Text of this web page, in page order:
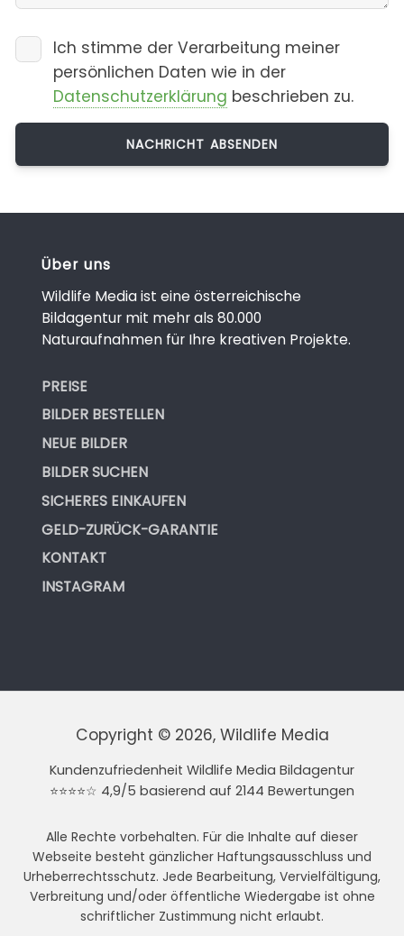
Ich stimme der Verarbeitung meiner
persönlichen Daten wie in der
Datenschutzerklärung beschrieben zu.
Über uns
Wildlife Media ist eine österreichische
Bildagentur mit mehr als 80.000
Naturaufnahmen für Ihre kreativen Projekte.
PREISE
BILDER BESTELLEN
NEUE BILDER
BILDER SUCHEN
SICHERES EINKAUFEN
GELD-ZURÜCK-GARANTIE
KONTAKT
INSTAGRAM
Copyright © 2026, Wildlife Media
Kundenzufriedenheit Wildlife Media Bildagentur
⭐⭐⭐⭐☆ 4,9/5 basierend auf 2144 Bewertungen
Alle Rechte vorbehalten. Für die Inhalte auf dieser
Webseite besteht gänzlicher Haftungsausschluss und
Urheberrechtsschutz. Jede Bearbeitung, Vervielfältigung,
Verbreitung und/oder öffentliche Wiedergabe ist ohne
schriftlicher Zustimmung nicht erlaubt.